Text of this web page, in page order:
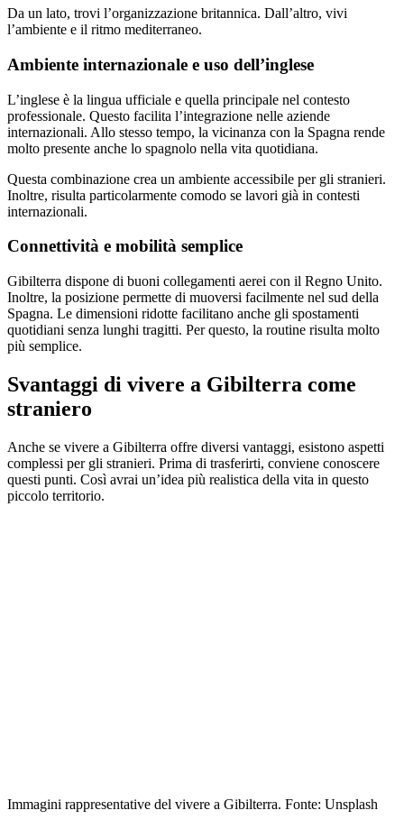
Da un lato, trovi l’organizzazione britannica. Dall’altro, vivi
l’ambiente e il ritmo mediterraneo.
Ambiente internazionale e uso dell’inglese
L’inglese è la lingua ufficiale e quella principale nel contesto
professionale. Questo facilita l’integrazione nelle aziende
internazionali. Allo stesso tempo, la vicinanza con la Spagna rende
molto presente anche lo spagnolo nella vita quotidiana.
Questa combinazione crea un ambiente accessibile per gli stranieri.
Inoltre, risulta particolarmente comodo se lavori già in contesti
internazionali.
Connettività e mobilità semplice
Gibilterra dispone di buoni collegamenti aerei con il Regno Unito.
Inoltre, la posizione permette di muoversi facilmente nel sud della
Spagna. Le dimensioni ridotte facilitano anche gli spostamenti
quotidiani senza lunghi tragitti. Per questo, la routine risulta molto
più semplice.
Svantaggi di vivere a Gibilterra come
straniero
Anche se vivere a Gibilterra offre diversi vantaggi, esistono aspetti
complessi per gli stranieri. Prima di trasferirti, conviene conoscere
questi punti. Così avrai un’idea più realistica della vita in questo
piccolo territorio.
Immagini rappresentative del vivere a Gibilterra. Fonte: Unsplash